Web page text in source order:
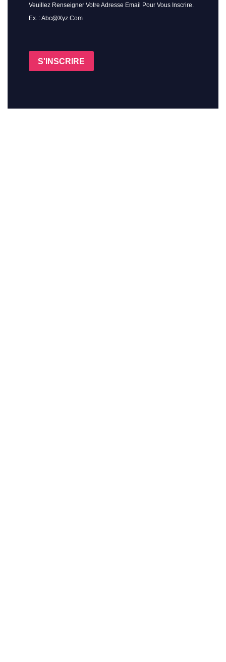
Veuillez Renseigner Votre Adresse Email Pour Vous Inscrire.
Ex. : Abc@xyz.com
S'INSCRIRE